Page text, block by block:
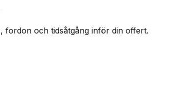
fordon och tidsåtgång inför din offert.